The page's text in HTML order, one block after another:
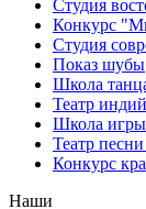
Студия
Конкурс
Студия
Показ шубы
Школа
Театр
Школа
Театр
Конкурс
Наши